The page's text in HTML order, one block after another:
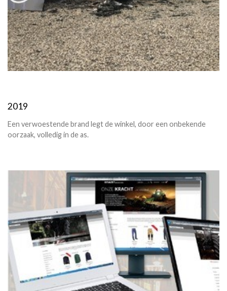
2019
Een verwoestende brand legt de winkel, door een onbekende
oorzaak, volledig in de as.